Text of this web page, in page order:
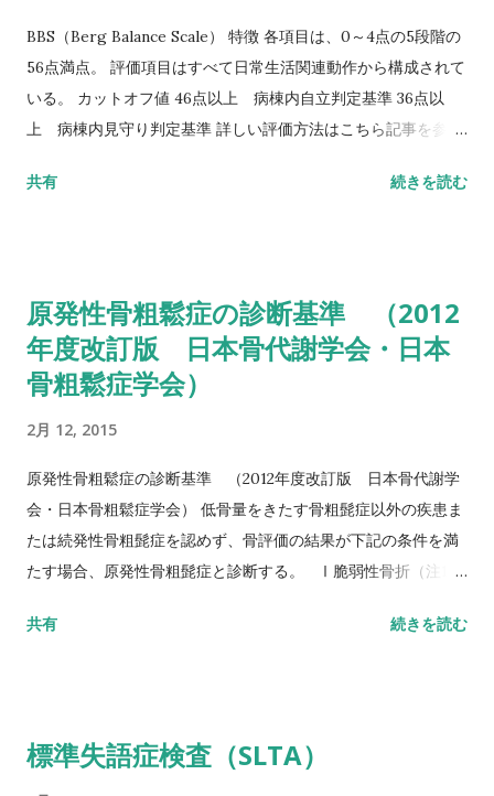
BBS（Berg Balance Scale） 特徴 各項目は、0～4点の5段階の
56点満点。 評価項目はすべて日常生活関連動作から構成されて
いる。 カットオフ値 46点以上 病棟内自立判定基準 36点以
上 病棟内見守り判定基準 詳しい評価方法はこちら記事を参照
TUG（Timed Up to Go）テスト 方法 肘掛つきの椅子から立
詳しい評価方法はこちら記事を参照して下さい↓ タイムアップ
アンドゴーテスト TUG:Timed Up & Go Test 10m歩行テスト
方法 助走路（各3m）を含めた約16m（直線歩行路）を歩行し、
測する。 カットオフ 24.6秒：屋内歩行 11.6秒：屋外歩行 詳し
い評価方法はこちら記事を参照して下さい↓ 10メートル歩行テ
スト(10MWT)
共有 続きを読む
原発性骨粗鬆症の診断基準 （2012
年度改訂版 日本骨代謝学会・日本
骨粗鬆症学会）
2月 12, 2015
原発性骨粗鬆症の診断基準 （2012年度改訂版 日本骨代謝学
会・日本骨粗鬆症学会） 低骨量をきたす骨粗髭症以外の疾患ま
たは続発性骨粗髭症を認めず、骨評価の結果が下記の条件を満
たす場合、原発性骨粗髭症と診断する。 Ⅰ脆弱性骨折（注1）
の脆弱性骨折（注3）があり、骨密度（注4）がYAMの80％未満
性骨折、軽微な外力とは、立った姿勢からの転倒か、それ以下
共有 続きを読む
標準失語症検査（SLTA）